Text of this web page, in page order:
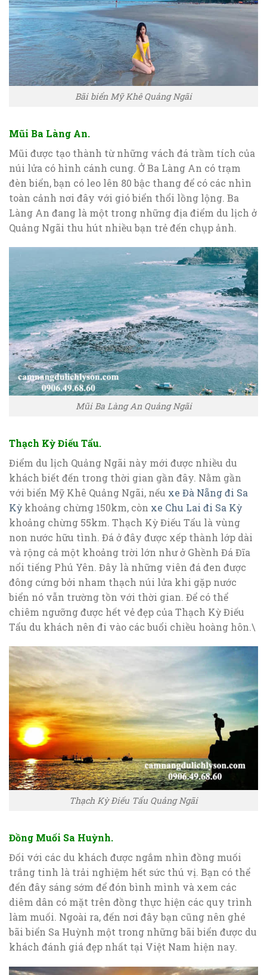
Bãi biển Mỹ Khê Quảng Ngãi
Mũi Ba Làng An.
Mũi được tạo thành từ những vách đá trầm tích của
núi lửa có hình cánh cung. Ở Ba Làng An có trạm
đèn biển, bạn có leo lên 80 bậc thang để có các nhìn
toàn cảnh nơi đây với gió biển thổi lồng lộng. Ba
Làng An đang là một trong những địa điểm du lịch ở
Quảng Ngãi thu hút nhiều bạn trẻ đến chụp ảnh.
Mũi Ba Làng An Quảng Ngãi
Thạch Kỳ Điếu Tẩu.
Điểm du lịch Quảng Ngãi này mới được nhiều du
khách biết đến trong thời gian gần đây. Nằm gần
với biển Mỹ Khê Quảng Ngãi, nếu xe Đà Nẵng đi Sa
Kỳ khoảng chừng 150km, còn xe Chu Lai đi Sa Kỳ
khoảng chừng 55km. Thạch Kỳ Điếu Tẩu là vùng
non nước hữu tình. Đá ở đây được xếp thành lớp dài
và rộng cả một khoảng trời lớn như ở Ghềnh Đá Đĩa
nổi tiếng Phú Yên. Đây là những viên đá đen được
đông cứng bởi nham thạch núi lửa khi gặp nước
biển nó vẫn trường tồn với thời gian. Để có thể
chiêm ngưỡng được hết vẻ đẹp của Thạch Kỳ Điếu
Tẩu du khách nên đi vào các buổi chiều hoàng hôn.\
Thạch Kỳ Điếu Tẩu Quảng Ngãi
Đồng Muối Sa Huỳnh.
Đối với các du khách được ngắm nhìn đồng muối
trắng tinh là trải nghiệm hết sức thú vị. Bạn có thể
đến đây sáng sớm để đón bình mình và xem các
diêm dân có mặt trên đồng thực hiện các quy trình
làm muối. Ngoài ra, đến nơi đây bạn cũng nên ghé
bãi biển Sa Huỳnh một trong những bãi biển được du
khách đánh giá đẹp nhất tại Việt Nam hiện nay.